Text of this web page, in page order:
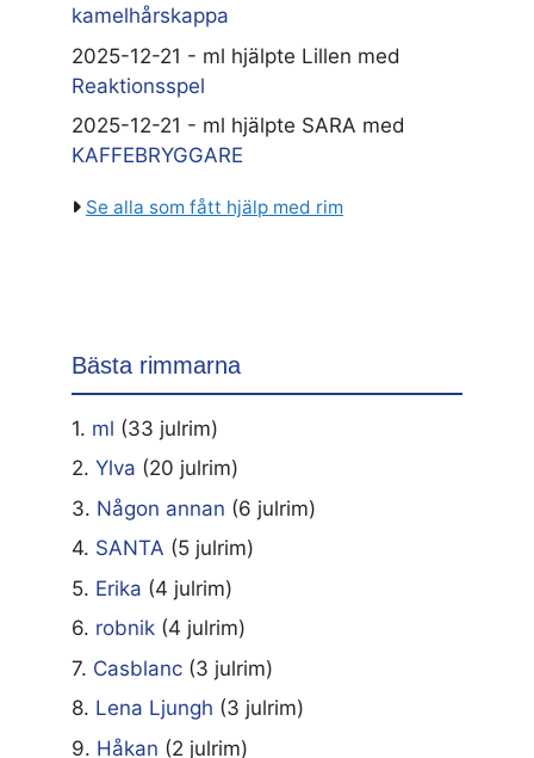
kamelhårskappa
2025-12-21 - ml hjälpte Lillen med
Reaktionsspel
2025-12-21 - ml hjälpte SARA med
KAFFEBRYGGARE
Se alla som fått hjälp med rim
Bästa rimmarna
1. ml (33 julrim)
2. Ylva (20 julrim)
3. Någon annan (6 julrim)
4. SANTA (5 julrim)
5. Erika (4 julrim)
6. robnik (4 julrim)
7. Casblanc (3 julrim)
8. Lena Ljungh (3 julrim)
9. Håkan (2 julrim)